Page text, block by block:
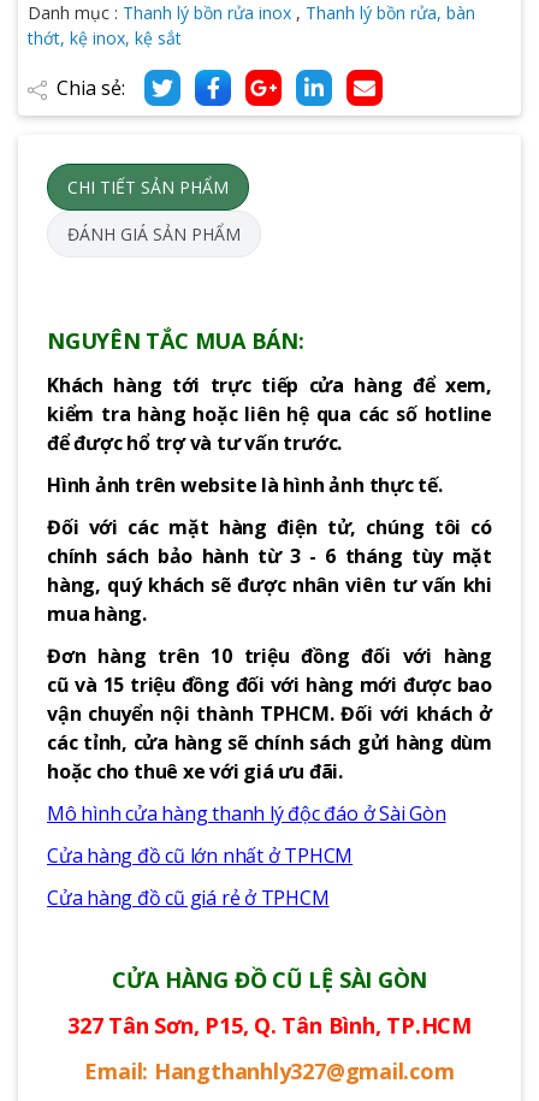
Danh mục : Thanh lý bồn rửa inox , Thanh lý bồn rửa, bàn
thớt, kệ inox, kệ sắt
Chia sẻ:
CHI TIẾT SẢN PHẨM
ĐÁNH GIÁ SẢN PHẨM
NGUYÊN TẮC MUA BÁN:
Khách hàng tới trực tiếp cửa hàng để xem,
kiểm tra hàng hoặc liên hệ qua các số hotline
để được hổ trợ và tư vấn trước.
Hình ảnh trên website là hình ảnh thực tế.
Đối với các mặt hàng điện tử, chúng tôi có
chính sách bảo hành từ 3 - 6 tháng tùy mặt
hàng, quý khách sẽ được nhân viên tư vấn khi
mua hàng.
Đơn hàng trên 10 triệu đồng đối với hàng
cũ và 15 triệu đồng đối với hàng mới được bao
vận chuyển nội thành TPHCM. Đối với khách ở
các tỉnh, cửa hàng sẽ chính sách gửi hàng dùm
hoặc cho thuê xe với giá ưu đãi.
Mô hình cửa hàng thanh lý độc đáo ở Sài Gòn
Cửa hàng đồ cũ lớn nhất ở TPHCM
Cửa hàng đồ cũ giá rẻ ở TPHCM
CỬA HÀNG ĐỒ CŨ LỆ SÀI GÒN
327 Tân Sơn, P15, Q. Tân Bình, TP.HCM
Email: Hangthanhly327@gmail.com